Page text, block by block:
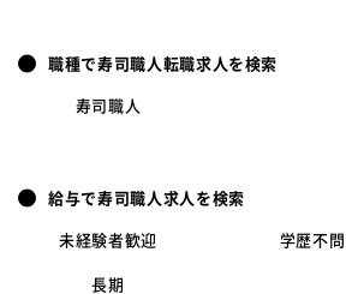
職種で寿司職人転職求人を検索
寿司職人
給与で寿司職人求人を検索
未経験者歓迎 学歴不問
長期